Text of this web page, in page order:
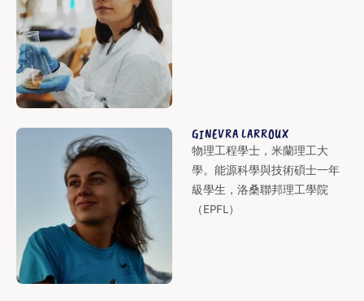
GINEVRA LARROUX
物理工程學士，米蘭理工大
學。能源科學與技術碩士一年
級學生，洛桑聯邦理工學院
（EPFL）